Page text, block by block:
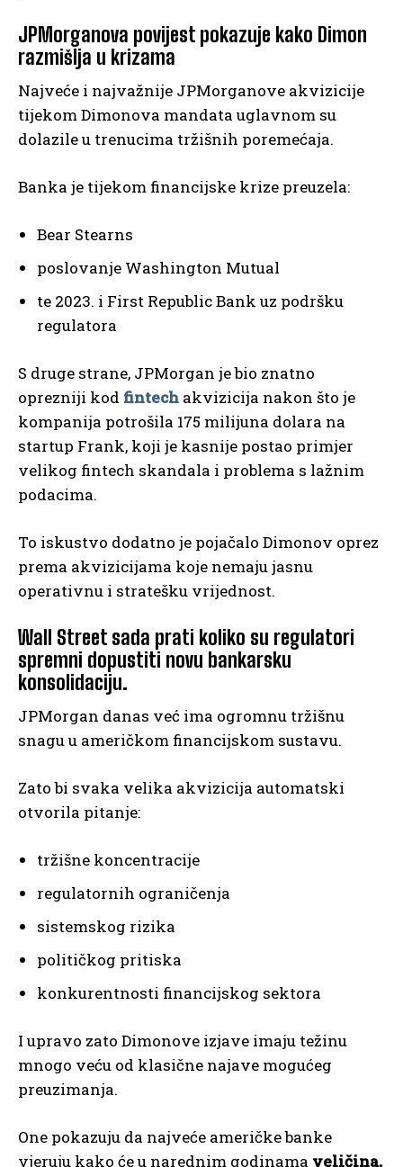
JPMorganova povijest pokazuje kako Dimon
razmišlja u krizama
Najveće i najvažnije JPMorganove akvizicije
tijekom Dimonova mandata uglavnom su
dolazile u trenucima tržišnih poremećaja.
Banka je tijekom financijske krize preuzela:
Bear Stearns
poslovanje Washington Mutual
te 2023. i First Republic Bank uz podršku
regulatora
S druge strane, JPMorgan je bio znatno
oprezniji kod fintech akvizicija nakon što je
kompanija potrošila 175 milijuna dolara na
startup Frank, koji je kasnije postao primjer
velikog fintech skandala i problema s lažnim
podacima.
To iskustvo dodatno je pojačalo Dimonov oprez
prema akvizicijama koje nemaju jasnu
operativnu i stratešku vrijednost.
Wall Street sada prati koliko su regulatori
spremni dopustiti novu bankarsku
konsolidaciju.
JPMorgan danas već ima ogromnu tržišnu
snagu u američkom financijskom sustavu.
Zato bi svaka velika akvizicija automatski
otvorila pitanje:
tržišne koncentracije
regulatornih ograničenja
sistemskog rizika
političkog pritiska
konkurentnosti financijskog sektora
I upravo zato Dimonove izjave imaju težinu
mnogo veću od klasične najave mogućeg
preuzimanja.
One pokazuju da najveće američke banke
vjeruju kako će u narednim godinama veličina,